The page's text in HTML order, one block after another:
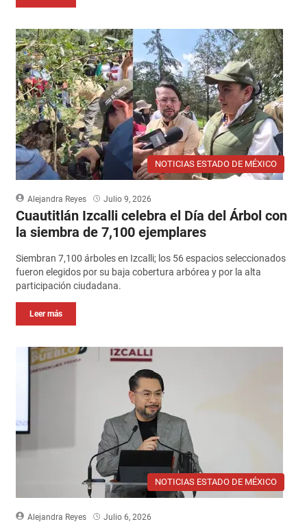
NOTICIAS ESTADO DE MÉXICO
Alejandra Reyes Julio 9, 2026
Cuautitlán Izcalli celebra el Día del Árbol con
la siembra de 7,100 ejemplares
Siembran 7,100 árboles en Izcalli; los 56 espacios seleccionados
fueron elegidos por su baja cobertura arbórea y por la alta
participación ciudadana.
Leer más
NOTICIAS ESTADO DE MÉXICO
Alejandra Reyes Julio 6, 2026